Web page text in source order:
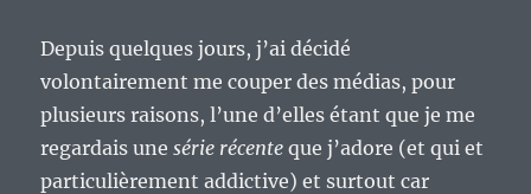
Depuis quelques jours, j’ai décidé
volontairement me couper des médias, pour
plusieurs raisons, l’une d’elles étant que je me
regardais unesérie récente que j’adore (et qui et
particulièrement addictive) et surtout car